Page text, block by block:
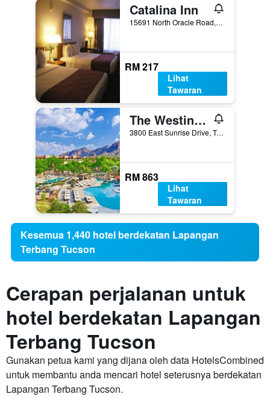
Catalina Inn
15691 North Oracle Road, Tucson, AZ, Amerika Syarikat
RM 217
Lihat
Tawaran
The Westin La Paloma Resort & Spa
3800 East Sunrise Drive, Tucson, AZ, Amerika Syarikat
RM 863
Lihat
Tawaran
Kesemua 1,440 hotel berdekatan Lapangan
Terbang Tucson
Cerapan perjalanan untuk
hotel berdekatan Lapangan
Terbang Tucson
Gunakan petua kami yang dijana oleh data HotelsCombined
untuk membantu anda mencari hotel seterusnya berdekatan
Lapangan Terbang Tucson.